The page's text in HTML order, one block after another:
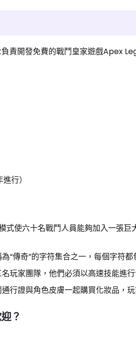
開發免費的戰鬥皇家遊戲Apex
行）
使六十名戰鬥人員能夠加入一張巨
“傳奇”的字符集合之一，每個字符都
玩家團隊，他們必須以高速技能進行
行證與角色皮膚一起購買化妝品，
？